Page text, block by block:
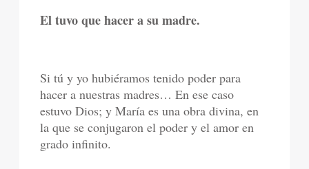
El tuvo que hacer a su madre.
Si tú y yo hubiéramos tenido poder para
hacer a nuestras madres… En ese caso
estuvo Dios; y María es una obra divina, en
la que se conjugaron el poder y el amor en
grado infinito.